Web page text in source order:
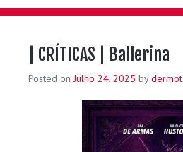
| CRÍTICAS | Ballerina
Posted onJulho 24, 2025 bydermot